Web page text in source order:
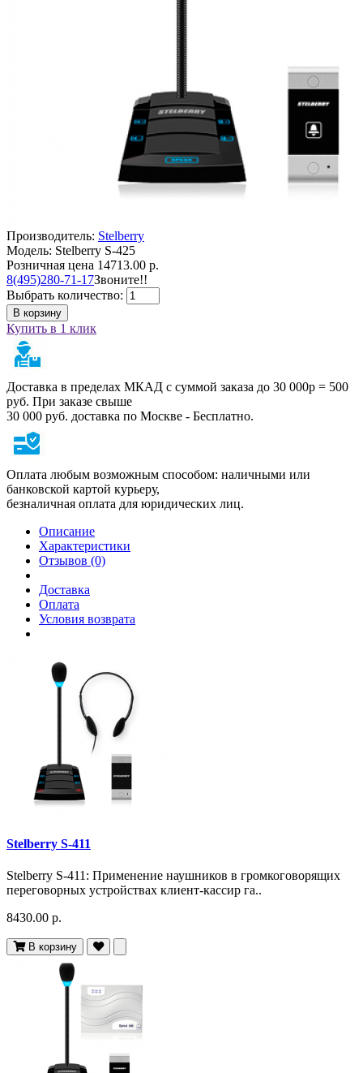
Производитель: Stelberry
Модель: Stelberry S-425
Розничная цена 14713.00 р.
8(495)280-71-17Звоните!!
Выбрать количество:
В корзину
Купить в 1 клик
Доставка в пределах МКАД с суммой заказа до 30 000р = 500
руб. При заказе свыше
30 000 руб. доставка по Москве - Бесплатно.
Оплата любым возможным способом: наличными или
банковской картой курьеру,
безналичная оплата для юридических лиц.
Описание
Характеристики
Отзывов (0)
Доставка
Оплата
Условия возврата
Stelberry S-411
Stelberry S-411: Применение наушников в громкоговорящих
переговорных устройствах клиент-кассир га..
8430.00 р.
В корзину